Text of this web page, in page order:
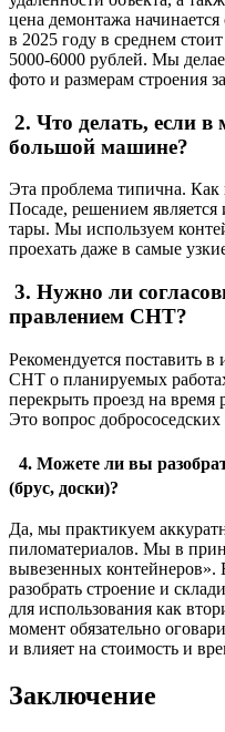
цена демонтажа
в 2025 году в среднем
5000-6000 рублей. Мы
фото и размерам строения
2. Что делать, если
большой машине?
Эта проблема типична.
Посаде, решением является
тары. Мы используем
проехать даже в самые
3. Нужно ли
правлением СНТ?
Рекомендуется поставить в
СНТ о планируемых
перекрыть проезд на время
Это вопрос
4. Можете ли вы
(брус, доски)?
Да, мы практикуем
пиломатериалов. Мы в
вывезенных
разобрать строение и
для использования как
момент обязательно
и влияет на стоимость и
Заключение